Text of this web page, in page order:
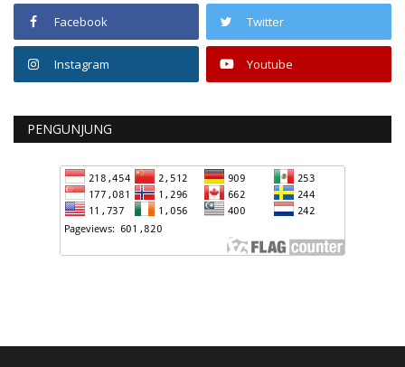
Facebook Twitter
Instagram Youtube
PENGUNJUNG